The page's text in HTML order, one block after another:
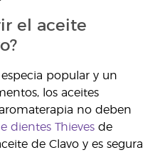
el aceite
popular y un
los aceites
no deben
dientes Thieves de
de Clavo y es segura